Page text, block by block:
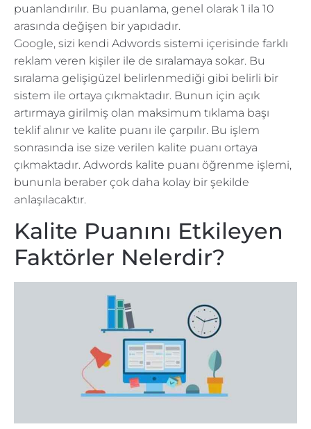
puanlandırılır. Bu puanlama, genel olarak 1 ila 10
arasında değişen bir yapıdadır.
Google, sizi kendi Adwords sistemi içerisinde farklı
reklam veren kişiler ile de sıralamaya sokar. Bu
sıralama gelişigüzel belirlenmediği gibi belirli bir
sistem ile ortaya çıkmaktadır. Bunun için açık
artırmaya girilmiş olan maksimum tıklama başı
teklif alınır ve kalite puanı ile çarpılır. Bu işlem
sonrasında ise size verilen kalite puanı ortaya
çıkmaktadır. Adwords kalite puanı öğrenme işlemi,
bununla beraber çok daha kolay bir şekilde
anlaşılacaktır.
Kalite Puanını Etkileyen
Faktörler Nelerdir?